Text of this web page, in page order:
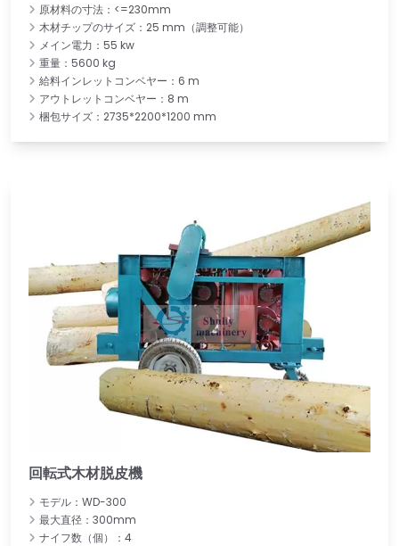
原材料の寸法：<=230mm
木材チップのサイズ：25 mm（調整可能）
メイン電力：55 kw
重量：5600 kg
給料インレットコンベヤー：6 m
アウトレットコンベヤー：8 m
梱包サイズ：2735*2200*1200 mm
回転式木材脱皮機
モデル：WD-300
最大直径：300mm
ナイフ数（個）：4